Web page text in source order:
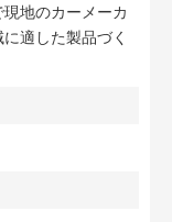
地のカーメーカ
適した製品づく